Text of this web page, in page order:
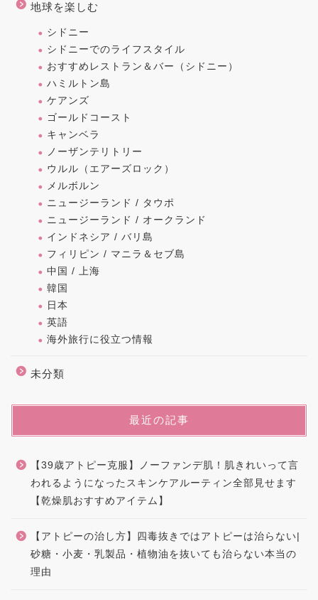
地球を楽しむ
シドニー
シドニーでのライフスタイル
おすすめレストラン＆バー（シドニー）
ハミルトン島
ケアンズ
ゴールドコースト
キャンベラ
ノーザンテリトリー
ウルル（エアーズロック）
メルボルン
ニュージーランド / タウポ
ニュージーランド / オークランド
インドネシア / バリ島
フィリピン / マニラ＆セブ島
中国 / 上海
韓国
日本
英語
海外旅行に役立つ情報
未分類
最近の記事
【39歳アトピー克服】ノーファンデ肌！肌きれいって言
われるようになったスキンケアルーティン全部見せます
【乾燥肌おすすめアイテム】
【アトピーの治し方】四毒抜きではアトピーは治らない|
砂糖・小麦・乳製品・植物油を抜いても治らない本当の
理由